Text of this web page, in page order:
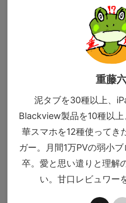
重藤
泥タブを30種以上、
Blackview製品を10種以
華スマホを12種使ってき
ガー。月間1万PVの弱小
卒。愛と思い遣りと理解
い。甘口レビュワー